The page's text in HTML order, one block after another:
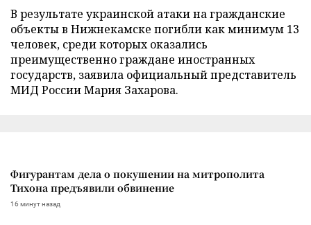
В результате украинской атаки на гражданские
объекты в Нижнекамске погибли как минимум 13
человек, среди которых оказались
преимущественно граждане иностранных
государств, заявила официальный представитель
МИД России Мария Захарова.
Фигурантам дела о покушении на митрополита
Тихона предъявили обвинение
16 минут назад